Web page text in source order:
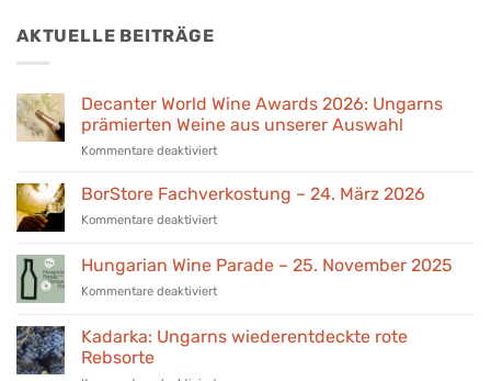
€155,00
AKTUELLE BEITRÄGE
Decanter World Wine Awards 2026: Ungarns
prämierten Weine aus unserer Auswahl
Kommentare deaktiviertfür
World
Wine
Awards
Ungarns
Weine
unserer
BorStore Fachverkostung – 24. März 2026
Kommentare deaktiviertfür
Fachverkostung
–
24.
2026
Hungarian Wine Parade – 25. November 2025
Kommentare deaktiviertfür
Parade
Kadarka: Ungarns wiederentdeckte rote
Rebsorte